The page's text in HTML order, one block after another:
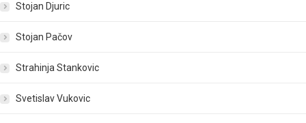
Stojan Djuric
Stojan Pačov
Strahinja Stankovic
Svetislav Vukovic